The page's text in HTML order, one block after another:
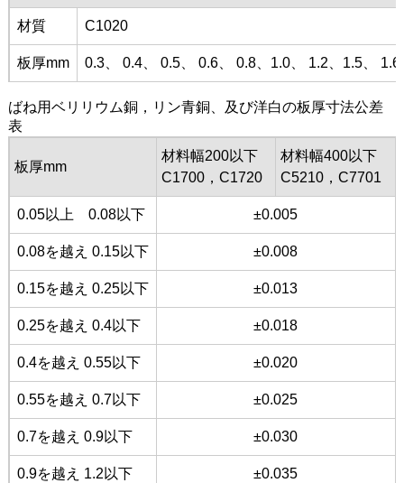
材質 C1020
板厚mm 0.3、 0.4、 0.5、 0.6、 0.8、1.0、 1.2、1.5、 1.6
ばね用ベリリウム銅，リン青銅、及び洋白の板厚寸法公差
表
板厚mm
材料幅200以下
C1700，C1720
材料幅400以下
C5210，C7701
0.05以上 0.08以下 ±0.005
0.08を越え 0.15以下 ±0.008
0.15を越え 0.25以下 ±0.013
0.25を越え 0.4以下 ±0.018
0.4を越え 0.55以下 ±0.020
0.55を越え 0.7以下 ±0.025
0.7を越え 0.9以下 ±0.030
0.9を越え 1.2以下 ±0.035